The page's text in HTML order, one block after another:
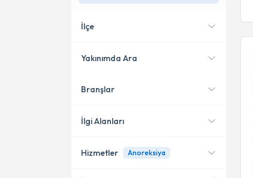
İlçe
Çerkezköy
Çorlu
Yakınımda Ara
Konumuma yakın uzmanları
Branşlar
Psikoloji
İlgi Alanları
Hizmetler Anoreksiya